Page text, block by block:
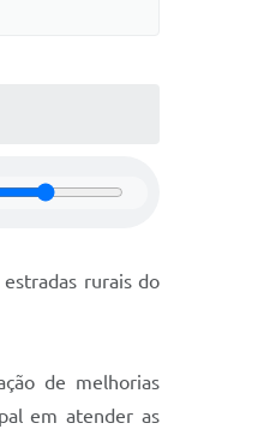
rurais do
de melhorias
em atender as